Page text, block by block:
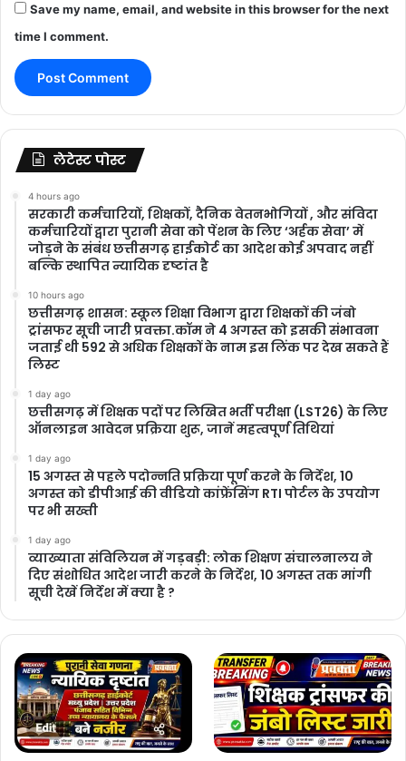
Save my name, email, and website in this browser for the next
time I comment.
लेटेस्ट पोस्ट
4 hours ago
सरकारी कर्मचारियों, शिक्षकों, दैनिक वेतनभोगियों , और संविदा
कर्मचारियों द्वारा पुरानी सेवा को पेंशन के लिए ‘अर्हक सेवा’ में
जोड़ने के संबंध छत्तीसगढ़ हाईकोर्ट का आदेश कोई अपवाद नहीं
बल्कि स्थापित न्यायिक दृष्टांत है
10 hours ago
छत्तीसगढ़ शासन: स्कूल शिक्षा विभाग द्वारा शिक्षकों की जंबो
ट्रांसफर सूची जारी प्रवक्ता.कॉम ने 4 अगस्त को इसकी संभावना
जताई थी 592 से अधिक शिक्षकों के नाम इस लिंक पर देख सकते हैं
लिस्ट
1 day ago
छत्तीसगढ़ में शिक्षक पदों पर लिखित भर्ती परीक्षा (LST26) के लिए
ऑनलाइन आवेदन प्रक्रिया शुरू, जानें महत्वपूर्ण तिथियां
1 day ago
15 अगस्त से पहले पदोन्नति प्रक्रिया पूर्ण करने के निर्देश, 10
अगस्त को डीपीआई की वीडियो कांफ्रेंसिंग RTI पोर्टल के उपयोग
पर भी सख्ती
1 day ago
​व्याख्याता संविलियन में गड़बड़ी: लोक शिक्षण संचालनालय ने
दिए संशोधित आदेश जारी करने के निर्देश, 10 अगस्त तक मांगी
सूची देखें निर्देश में क्या है ?